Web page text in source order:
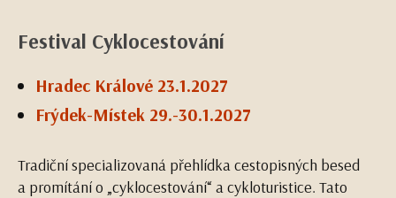
Festival Cyklocestování
Hradec Králové 23.1.2027
Frýdek-Místek 29.-30.1.2027
Tradiční specializovaná přehlídka cestopisných besed
a promítání o „cyklocestování“ a cykloturistice. Tato